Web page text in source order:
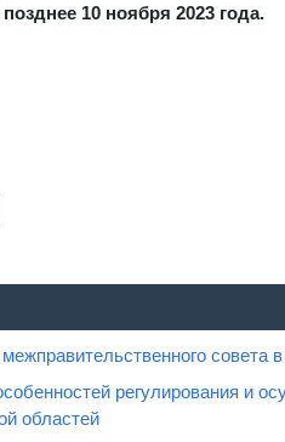
позднее 10 ноября 2023 года.
совета
регулирования и
областей